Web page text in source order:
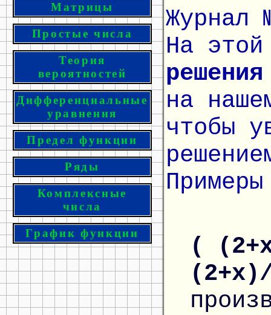
Матрицы
Простые числа
Теория
вероятностей
Дифференциальные
уравнения
Предел функции
Ряды
Комплексные
числа
График функции
Журнал
На
на
чтобы
(